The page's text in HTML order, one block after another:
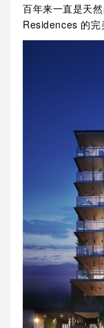
百年来一直是天
Residences 的完